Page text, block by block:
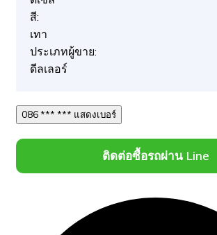
สี:
เทา
ประเภทผู้ขาย:
ดีลเลอร์
086 *** *** แสดงเบอร์
ติดต่อซื้อรถผ่าน Line